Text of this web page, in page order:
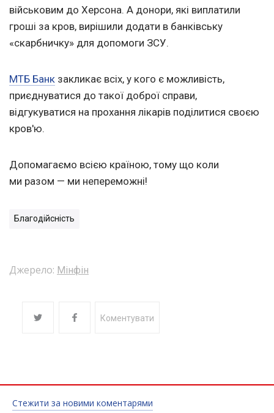
військовим до Херсона. А донори, які виплатили
гроші за кров, вирішили додати в банківську
«скарбничку» для допомоги ЗСУ.
МТБ Банк закликає всіх, у кого є можливість,
приєднуватися до такої доброї справи,
відгукуватися на прохання лікарів поділитися своєю
кров'ю.
Допомагаємо всією країною, тому що коли
ми разом — ми непереможні!
Благодійсність
Джерело: Мінфін
Коментувати
Стежити за новими коментарями